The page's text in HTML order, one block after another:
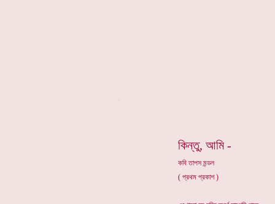
কিন্তু, আমি -
কবি তাপস মন্ডল
( প্রথম প্রকাশ )